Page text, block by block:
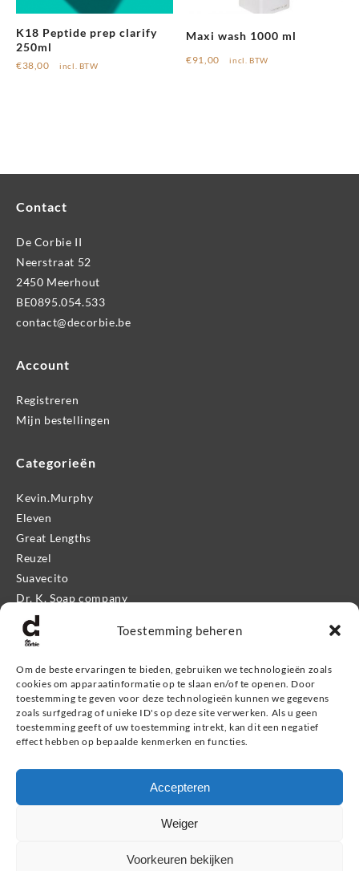
Toestemming beheren
Om de beste ervaringen te bieden, gebruiken we technologieën zoals
cookies om apparaatinformatie op te slaan en/of te openen. Door
toestemming te geven voor deze technologieën kunnen we gegevens
zoals surfgedrag of unieke ID's op deze site verwerken. Als u geen
toestemming geeft of uw toestemming intrekt, kan dit een negatief
effect hebben op bepaalde kenmerken en functies.
Accepteren
Weiger
Voorkeuren bekijken
K18 Peptide prep clarify
250ml
€38,00 incl. BTW
Maxi wash 1000 ml
€91,00 incl. BTW
Contact
De Corbie II
Neerstraat 52
2450 Meerhout
BE0895.054.533
contact@decorbie.be
Account
Registreren
Mijn bestellingen
Categorieën
Kevin.Murphy
Eleven
Great Lengths
Reuzel
Suavecito
Dr. K. Soap company
Mr. Bear Family
Apothecary 87
Kevin.Murphy Men
Eleven Man
Giftshop
Retourneren, ruilen & garantie